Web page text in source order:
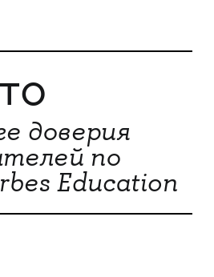
доверия
по
Education